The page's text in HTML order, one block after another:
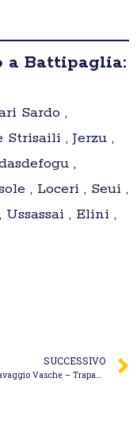
a Battipaglia:
Sardo ,
, Jerzu ,
,
, Loceri , Seui ,
, Elini ,
SUCCESSIVO
Trapani Lavaggio Vasche – Trapani Spurghi